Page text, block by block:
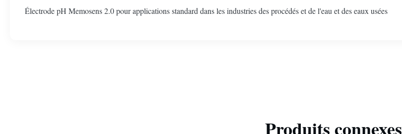
Électrode pH Memosens 2.0 pour applications standard dans les industries des procédés et de l'eau et des eaux usées
Produits connexes